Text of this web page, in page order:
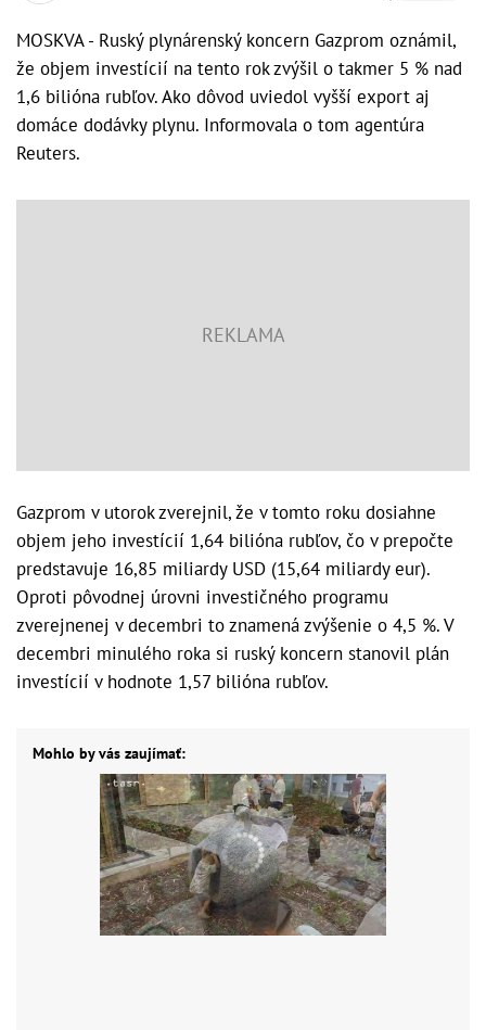
MOSKVA - Ruský plynárenský koncern Gazprom oznámil,
že objem investícií na tento rok zvýšil o takmer 5 % nad
1,6 bilióna rubľov. Ako dôvod uviedol vyšší export aj
domáce dodávky plynu. Informovala o tom agentúra
Reuters.
Gazprom v utorok zverejnil, že v tomto roku dosiahne
objem jeho investícií 1,64 bilióna rubľov, čo v prepočte
predstavuje 16,85 miliardy USD (15,64 miliardy eur).
Oproti pôvodnej úrovni investičného programu
zverejnenej v decembri to znamená zvýšenie o 4,5 %. V
decembri minulého roka si ruský koncern stanovil plán
investícií v hodnote 1,57 bilióna rubľov.
Mohlo by vás zaujímať: